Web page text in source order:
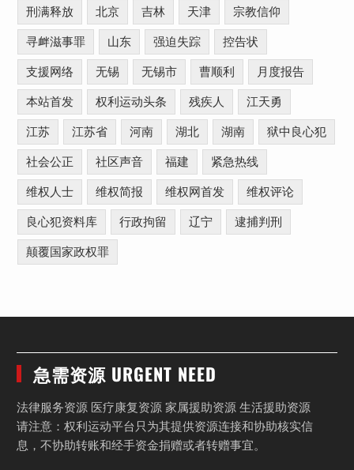
刑满释放 北京 吉林 天津 宗教信仰
寻衅滋事罪 山东 强迫失踪 控告状
支援网络 无锡 无锡市 曹顺利 月度报告
本站首发 权利运动头条 残疾人 江天勇
江苏 江苏省 河南 湖北 湖南 狱中良心犯
社会公正 社区声音 福建 紧急热线
维权人士 维权简报 维权网首发 维权评论
良心犯资料库 行政拘留 辽宁 逮捕判刑
颠覆国家政权罪
急需资源 URGENT NEED
法律服务资源 医疗康复资源 家属援助资源 生活援助资源
请注意：权利运动平台只为其提供资源连接和协助核实信
息，不协助转账和经手资金捐赠或者转赠事宜。